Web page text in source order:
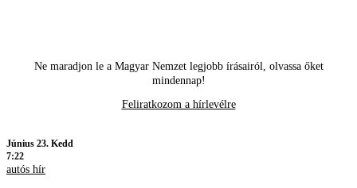
Ne maradjon le a Magyar Nemzet legjobb írásairól, olvassa őket
mindennap!
Feliratkozom a hírlevélre
Június 23. Kedd
7:22
autós hír